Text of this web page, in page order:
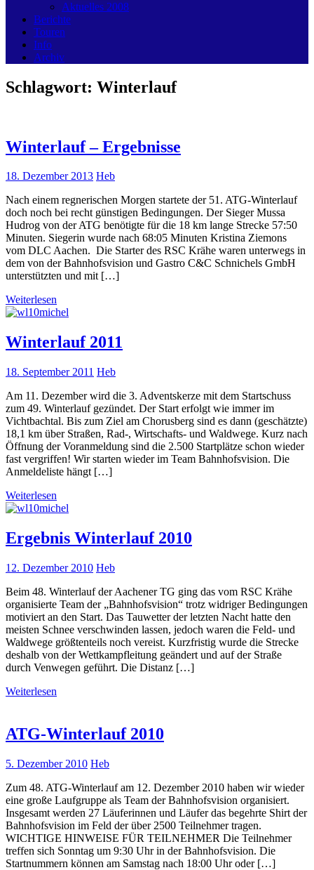
Aktuelles 2008
Berichte
Touren
Info
Archiv
Schlagwort: Winterlauf
Winterlauf – Ergebnisse
18. Dezember 2013 Heb
Nach einem regnerischen Morgen startete der 51. ATG-Winterlauf
doch noch bei recht günstigen Bedingungen. Der Sieger Mussa
Hudrog von der ATG benötigte für die 18 km lange Strecke 57:50
Minuten. Siegerin wurde nach 68:05 Minuten Kristina Ziemons
vom DLC Aachen. Die Starter des RSC Krähe waren unterwegs in
dem von der Bahnhofsvision und Gastro C&C Schnichels GmbH
unterstützten und mit […]
Weiterlesen
Winterlauf 2011
18. September 2011 Heb
Am 11. Dezember wird die 3. Adventskerze mit dem Startschuss
zum 49. Winterlauf gezündet. Der Start erfolgt wie immer im
Vichtbachtal. Bis zum Ziel am Chorusberg sind es dann (geschätzte)
18,1 km über Straßen, Rad-, Wirtschafts- und Waldwege. Kurz nach
Öffnung der Voranmeldung sind die 2.500 Startplätze schon wieder
fast vergriffen! Wir starten wieder im Team Bahnhofsvision. Die
Anmeldeliste hängt […]
Weiterlesen
Ergebnis Winterlauf 2010
12. Dezember 2010 Heb
Beim 48. Winterlauf der Aachener TG ging das vom RSC Krähe
organisierte Team der „Bahnhofsvision“ trotz widriger Bedingungen
motiviert an den Start. Das Tauwetter der letzten Nacht hatte den
meisten Schnee verschwinden lassen, jedoch waren die Feld- und
Waldwege größtenteils noch vereist. Kurzfristig wurde die Strecke
deshalb von der Wettkampfleitung geändert und auf der Straße
durch Venwegen geführt. Die Distanz […]
Weiterlesen
ATG-Winterlauf 2010
5. Dezember 2010 Heb
Zum 48. ATG-Winterlauf am 12. Dezember 2010 haben wir wieder
eine große Laufgruppe als Team der Bahnhofsvision organisiert.
Insgesamt werden 27 Läuferinnen und Läufer das begehrte Shirt der
Bahnhofsvision im Feld der über 2500 Teilnehmer tragen.
WICHTIGE HINWEISE FÜR TEILNEHMER Die Teilnehmer
treffen sich Sonntag um 9:30 Uhr in der Bahnhofsvision. Die
Startnummern können am Samstag nach 18:00 Uhr oder […]